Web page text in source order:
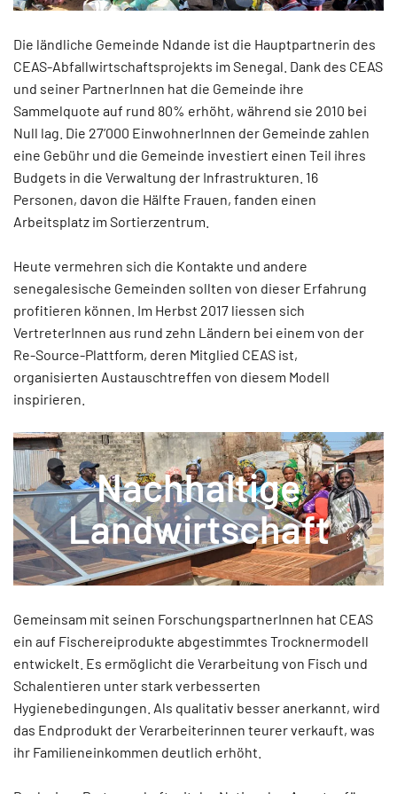
Die ländliche Gemeinde Ndande ist die Hauptpartnerin des
CEAS-Abfallwirtschaftsprojekts im Senegal. Dank des CEAS
und seiner PartnerInnen hat die Gemeinde ihre
Sammelquote auf rund 80% erhöht, während sie 2010 bei
Null lag. Die 27’000 EinwohnerInnen der Gemeinde zahlen
eine Gebühr und die Gemeinde investiert einen Teil ihres
Budgets in die Verwaltung der Infrastrukturen. 16
Personen, davon die Hälfte Frauen, fanden einen
Arbeitsplatz im Sortierzentrum.
Heute vermehren sich die Kontakte und andere
senegalesische Gemeinden sollten von dieser Erfahrung
profitieren können. Im Herbst 2017 liessen sich
VertreterInnen aus rund zehn Ländern bei einem von der
Re-Source-Plattform, deren Mitglied CEAS ist,
organisierten Austauschtreffen von diesem Modell
inspirieren.
Nachhaltige
Landwirtschaft
Gemeinsam mit seinen ForschungspartnerInnen hat CEAS
ein auf Fischereiprodukte abgestimmtes Trocknermodell
entwickelt. Es ermöglicht die Verarbeitung von Fisch und
Schalentieren unter stark verbesserten
Hygienebedingungen. Als qualitativ besser anerkannt, wird
das Endprodukt der Verarbeiterinnen teurer verkauft, was
ihr Familieneinkommen deutlich erhöht.